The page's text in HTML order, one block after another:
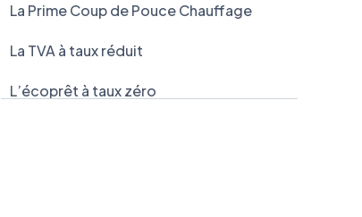
La Prime Coup de Pouce Chauffage
La TVA à taux réduit
L’écoprêt à taux zéro